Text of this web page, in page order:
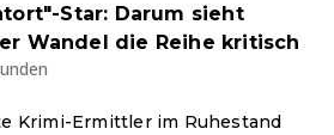
Star: Darum sieht
Wandel die Reihe kritisch
Krimi-Ermittler im Ruhestand